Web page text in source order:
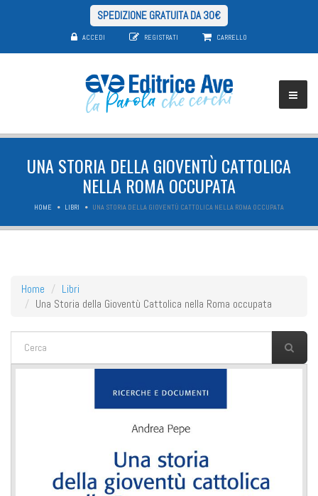
SPEDIZIONE GRATUITA DA 30€
ACCEDI REGISTRATI CARRELLO
UNA STORIA DELLA GIOVENTÙ CATTOLICA
NELLA ROMA OCCUPATA
HOME LIBRI UNA STORIA DELLA GIOVENTÙ CATTOLICA NELLA ROMA OCCUPATA
Home
Libri
Una Storia della Gioventù Cattolica nella Roma occupata
FORM DI RICERCA